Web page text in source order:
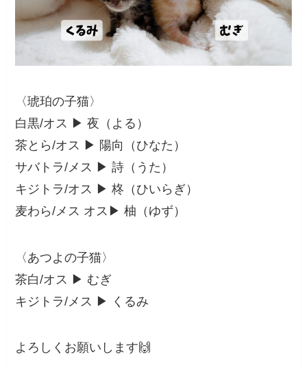
〈琥珀の子猫〉
白黒/オス ▶︎ 夜（よる）
茶とら/オス ▶︎ 陽向（ひなた）
サバトラ/メス ▶︎ 詩（うた）
キジトラ/オス ▶︎ 柊（ひいらぎ）
麦わら/メス オス▶︎ 柚（ゆず）
〈あつよの子猫〉
茶白/オス ▶︎ むぎ
キジトラ/メス ▶︎ くるみ
よろしくお願いします🙌